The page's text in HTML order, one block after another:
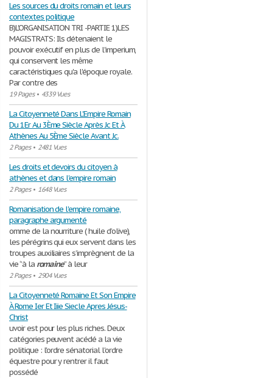
Les sources du droits romain et leurs
contextes politique
B)L'ORGANISATION TRI -PARTIE 1)LES
MAGISTRATS: Ils détenaient le
pouvoir exécutif en plus de l'imperium,
qui conservent les même
caractéristiques qu'a l'époque royale.
Par contre des
19 Pages• 4339 Vues
La Citoyenneté Dans L'Empire Romain
Du 1Er Au 3Ème Siècle Après Jc Et À
Athènes Au 5Ème Siècle Avant Jc.
2 Pages• 2481 Vues
Les droits et devoirs du citoyen à
athènes et dans l'empire romain
2 Pages• 1648 Vues
Romanisation de l'empire romaine,
paragraphe argumenté
omme de la nourriture ( huile d’olive),
les pérégrins qui eux servent dans les
troupes auxiliaires s’imprègnent de la
vie ‘’à la romaine’’ à leur
2 Pages• 2904 Vues
La Citoyenneté Romaine Et Son Empire
À Rome Ier Et Iiie Siecle Apres Jésus-
Christ
uvoir est pour les plus riches. Deux
catégories peuvent acédé a la vie
politique : l'ordre sénatorial l'ordre
équestre pour y rentrer il faut
possédé